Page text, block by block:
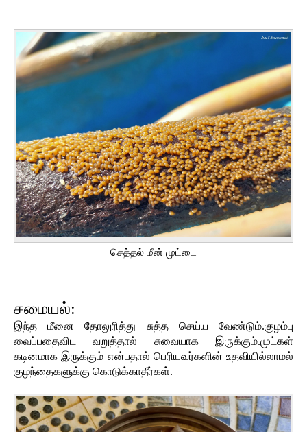
செத்தல் மீன் முட்டை
சமையல்:
இந்த மீனை தோலுரித்து சுத்த செய்ய வேண்டும்.குழம்பு
வைப்பதைவிட வறுத்தால் சுவையாக இருக்கும்.முட்கள்
கடினமாக இருக்கும் என்பதால் பெரியவர்களின் உதவியில்லாமல்
குழந்தைகளுக்கு கொடுக்காதீர்கள்.